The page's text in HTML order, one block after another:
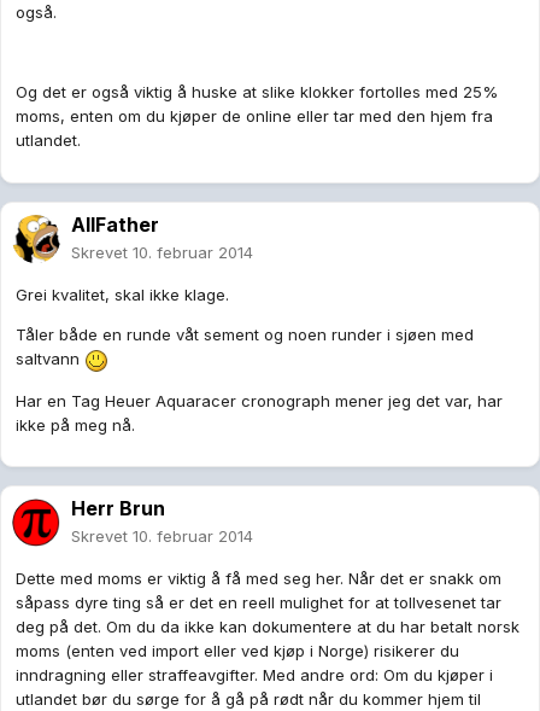
også.
Og det er også viktig å huske at slike klokker fortolles med 25%
moms, enten om du kjøper de online eller tar med den hjem fra
utlandet.
AllFather
Skrevet 10. februar 2014
Grei kvalitet, skal ikke klage.
Tåler både en runde våt sement og noen runder i sjøen med
saltvann
Har en Tag Heuer Aquaracer cronograph mener jeg det var, har
ikke på meg nå.
Herr Brun
Skrevet 10. februar 2014
Dette med moms er viktig å få med seg her. Når det er snakk om
såpass dyre ting så er det en reell mulighet for at tollvesenet tar
deg på det. Om du da ikke kan dokumentere at du har betalt norsk
moms (enten ved import eller ved kjøp i Norge) risikerer du
inndragning eller straffeavgifter. Med andre ord: Om du kjøper i
utlandet bør du sørge for å gå på rødt når du kommer hjem til